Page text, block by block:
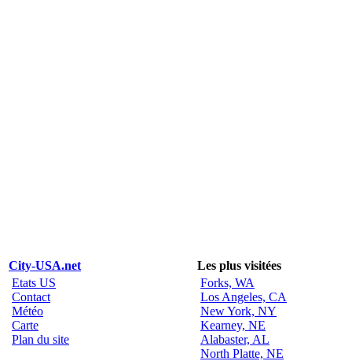
City-USA.net
Les plus visitées
Etats US
Contact
Météo
Carte
Plan du site
Forks, WA
Los Angeles, CA
New York, NY
Kearney, NE
Alabaster, AL
North Platte, NE